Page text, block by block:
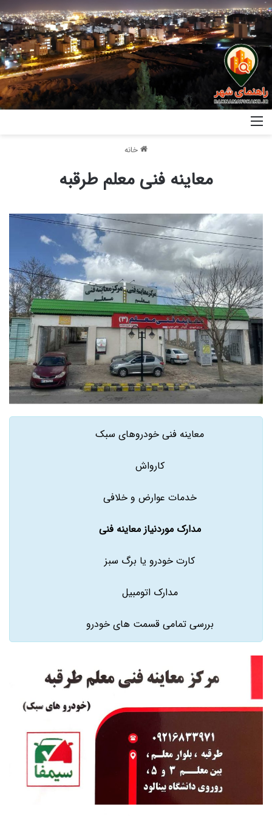
خانه
معاینه فنی معلم طرقبه
معاینه فنی خودروهای سبک
کارواش
خدمات عوارض و خلافی
مدارک موردنیاز معاینه فنی
کارت خودرو یا برگ سبز
مدارک اتومبیل
بررسی تمامی قسمت های خودرو